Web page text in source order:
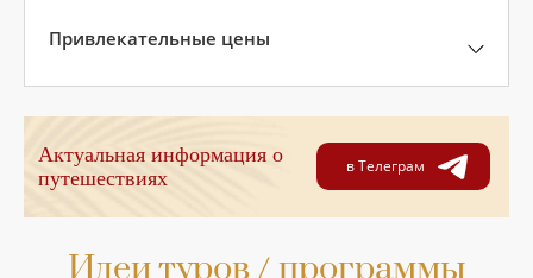
Привлекательные цены
Актуальная информация о
путешествиях
в Телеграм
Идеи туров / программы